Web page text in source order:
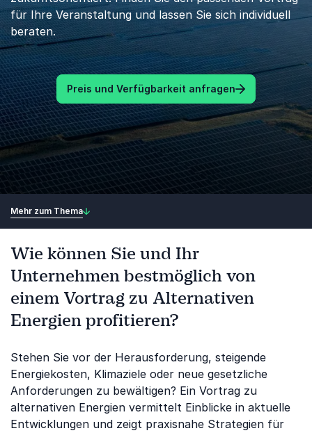
für Ihre Veranstaltung und lassen Sie sich individuell
beraten.
Preis und Verfügbarkeit anfragen
Mehr zum Thema
Wie können Sie und Ihr
Unternehmen bestmöglich von
einem Vortrag zu Alternativen
Energien profitieren?
Stehen Sie vor der Herausforderung, steigende
Energiekosten, Klimaziele oder neue gesetzliche
Anforderungen zu bewältigen? Ein Vortrag zu
alternativen Energien vermittelt Einblicke in aktuelle
Entwicklungen und zeigt praxisnahe Strategien für